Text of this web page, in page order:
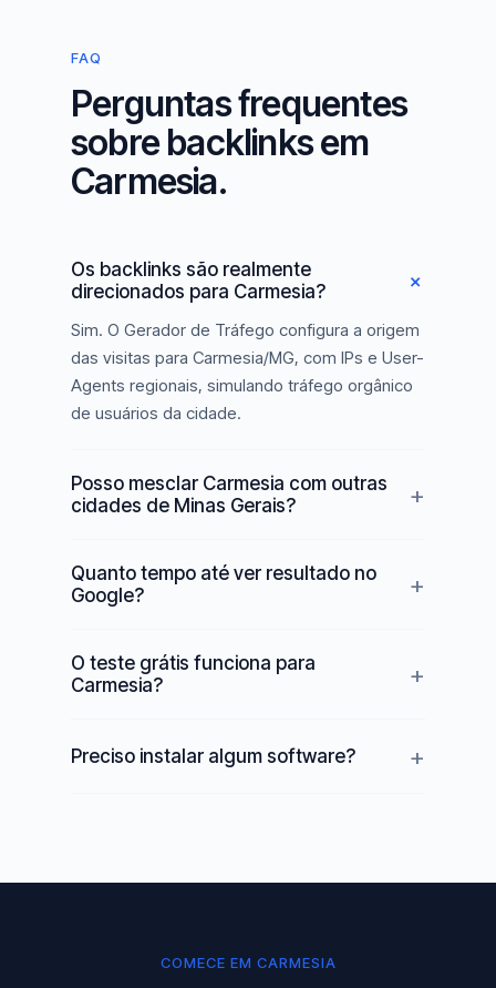
FAQ
Perguntas frequentes
sobre backlinks em
Carmesia.
Os backlinks são realmente
direcionados para Carmesia?
Sim. O Gerador de Tráfego configura a origem
das visitas para Carmesia/MG, com IPs e User-
Agents regionais, simulando tráfego orgânico
de usuários da cidade.
Posso mesclar Carmesia com outras
cidades de Minas Gerais?
Quanto tempo até ver resultado no
Google?
O teste grátis funciona para
Carmesia?
Preciso instalar algum software?
COMECE EM CARMESIA